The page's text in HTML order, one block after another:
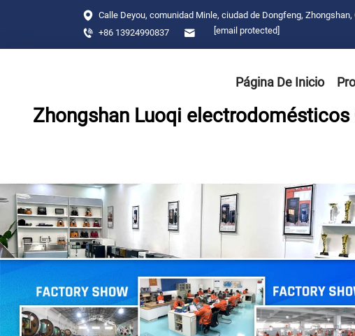
Calle Deyou, comunidad Minle, ciudad de Dongfeng, Zhongshan,
+86 13924990837
[email protected]
Zhongshan Luoqi electrodomésticos
Página De Inicio